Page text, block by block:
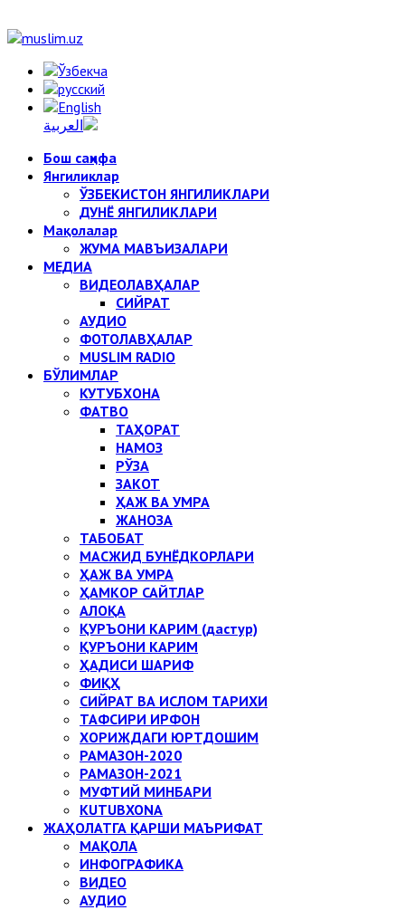
Бош саҳифа
Янгиликлар
ЎЗБЕКИСТОН ЯНГИЛИКЛАРИ
ДУНЁ ЯНГИЛИКЛАРИ
Мақолалар
ЖУМА МАВЪИЗАЛАРИ
МЕДИА
ВИДЕОЛАВҲАЛАР
СИЙРАТ
АУДИО
ФОТОЛАВҲАЛАР
MUSLIM RADIO
БЎЛИМЛАР
КУТУБХОНА
ФАТВО
ТАҲОРАТ
НАМОЗ
РЎЗА
ЗАКОТ
ҲАЖ ВА УМРА
ЖАНОЗА
ТАБОБАТ
МАСЖИД БУНЁДКОРЛАРИ
ҲАЖ ВА УМРА
ҲАМКОР САЙТЛАР
АЛОҚА
ҚУРЪОНИ КАРИМ (дастур)
ҚУРЪОНИ КАРИМ
ҲАДИСИ ШАРИФ
ФИҚҲ
СИЙРАТ ВА ИСЛОМ ТАРИХИ
ТАФСИРИ ИРФОН
ХОРИЖДАГИ ЮРТДОШИМ
РАМАЗОН-2020
РАМАЗОН-2021
МУФТИЙ МИНБАРИ
KUTUBXONA
ЖАҲОЛАТГА ҚАРШИ МАЪРИФАТ
МАҚОЛА
ИНФОГРАФИКА
ВИДЕО
АУДИО